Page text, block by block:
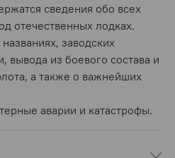
сведения обо всех
отечественных лодках.
заводских
вывода из боевого состава и
а также о важнейших
аварии и катастрофы.